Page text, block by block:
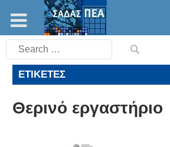
Search
for:
ΕΤΙΚΈΤΕΣ
Θερινό εργαστήριο